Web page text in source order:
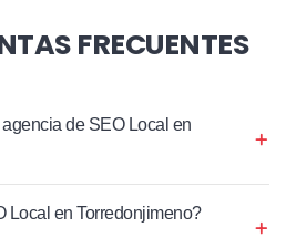
FRECUENTES
de SEO Local en
Local en Torredonjimeno?